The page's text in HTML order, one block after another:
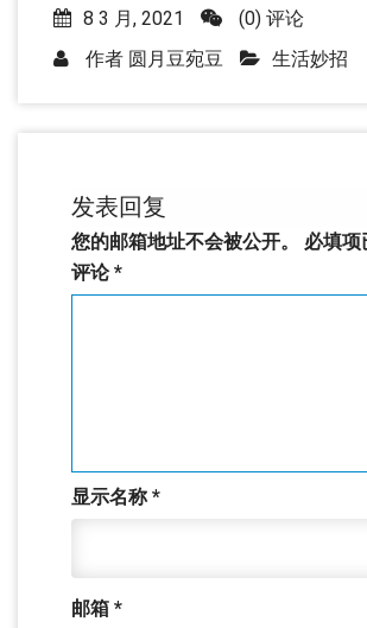
8 3 月, 2021
(0) 评论
作者 圆月豆宛豆 生活妙招
发表回复
您的邮箱地址不会被公开。 必填项
评论*
显示名称*
邮箱 *